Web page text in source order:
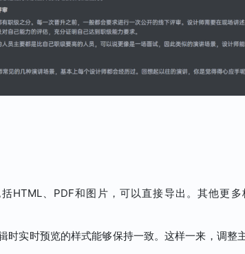
HTML、PDF和图片，可以直接导出。其他更
时实时预览的样式能够保持一致。这样一来，调整